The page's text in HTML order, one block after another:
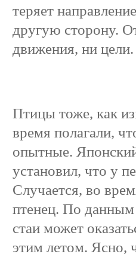
теряет
другую сторону.
движения, ни
Птицы тоже, как
время полагали,
опытные.
установил, что у
Случается, во
птенец. По данным
стаи может
этим летом. Ясно,